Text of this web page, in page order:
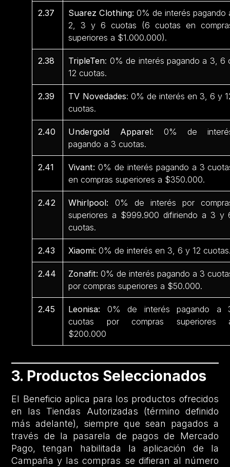
2.37 Suarez Clothing: 0% de interés pagando
2, 3 y 6 cuotas (6 cuotas en
superiores a $1.000.000).
2.38 TripleTen: 0% de interés pagando a 3, 6
12 cuotas.
2.39 TV Novedades: 0% de interés en 3, 6 y
cuotas.
2.40 Undergold Apparel: 0% de
pagando a 3 cuotas.
2.41 Vivant: 0% de interés pagando a 3
en compras superiores a $350.000.
2.42 Whirlpool: 0% de interés por
superiores a $999.900 difiriendo a 3 y
cuotas.
2.43 Xiaomi: 0% de interés en 3, 6 y 12
2.44 Zonafit: 0% de interés pagando a 3
por compras superiores a $50.000.
2.45 Leonisa: 0% de interés pagando a
cuotas por compras superiores
$200.000
3. Productos Seleccionados
El Beneficio aplica para los productos ofrecidos
en las Tiendas Autorizadas (término definido
más adelante), siempre que sean pagados a
través de la pasarela de pagos de Mercado
Pago, tengan habilitada la aplicación de la
Campaña y las compras se difieran al número